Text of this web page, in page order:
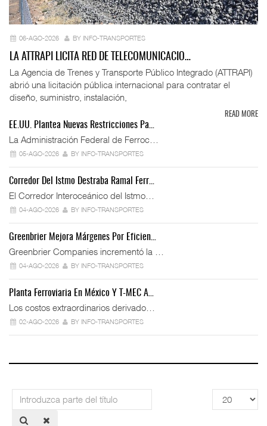
06-AGO-2026 BY INFO-TRANSPORTES
LA ATTRAPI LICITA RED DE TELECOMUNICACIO…
La Agencia de Trenes y Transporte Público Integrado (ATTRAPI)
abrió una licitación pública internacional para contratar el
diseño, suministro, instalación,
READ MORE
EE.UU. Plantea Nuevas Restricciones Pa…
La Administración Federal de Ferroc…
05-AGO-2026 BY INFO-TRANSPORTES
Corredor Del Istmo Destraba Ramal Ferr…
El Corredor Interoceánico del Istmo…
04-AGO-2026 BY INFO-TRANSPORTES
Greenbrier Mejora Márgenes Por Eficien…
Greenbrier Companies incrementó la …
04-AGO-2026 BY INFO-TRANSPORTES
Planta Ferroviaria En México Y T-MEC A…
Los costos extraordinarios derivado…
02-AGO-2026 BY INFO-TRANSPORTES
Introduzca
parte
del
Cantidad
a